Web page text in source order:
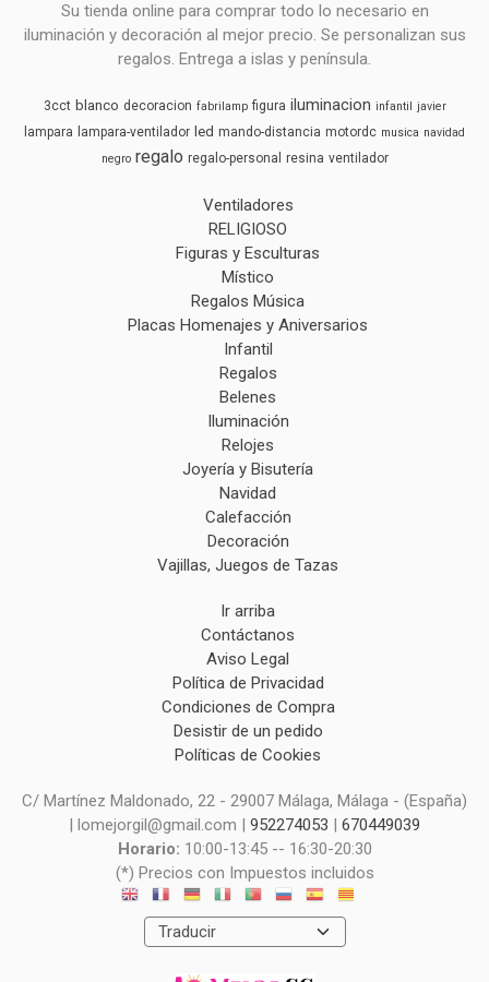
Su tienda online para comprar todo lo necesario en
iluminación y decoración al mejor precio. Se personalizan sus
regalos. Entrega a islas y península.
3cct blanco decoracion fabrilamp figura iluminacion infantil javier
lampara lampara-ventilador led mando-distancia motordc musica navidad
negro regalo regalo-personal resina ventilador
Ventiladores
RELIGIOSO
Figuras y Esculturas
Místico
Regalos Música
Placas Homenajes y Aniversarios
Infantil
Regalos
Belenes
Iluminación
Relojes
Joyería y Bisutería
Navidad
Calefacción
Decoración
Vajillas, Juegos de Tazas
Ir arriba
Contáctanos
Aviso Legal
Política de Privacidad
Condiciones de Compra
Desistir de un pedido
Políticas de Cookies
C/ Martínez Maldonado, 22 - 29007 Málaga, Málaga - (España)
| lomejorgil@gmail.com | 952274053
670449039
Horario: 10:00-13:45 -- 16:30-20:30
(*) Precios con Impuestos incluidos